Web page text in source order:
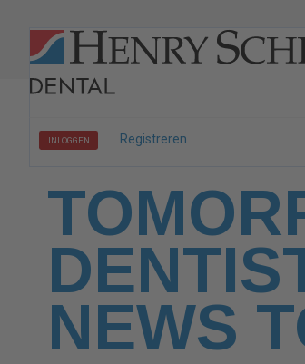
INLOGGEN Registreren
NEWS